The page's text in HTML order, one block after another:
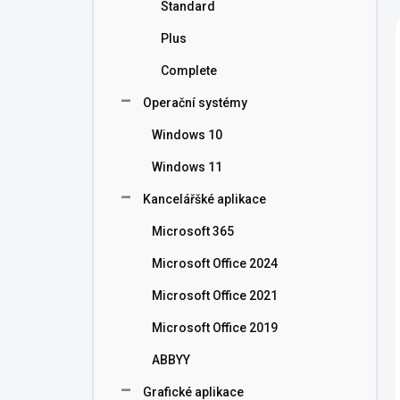
Standard
Plus
Complete
Operační systémy
Windows 10
Windows 11
Kancelářšké aplikace
Microsoft 365
Microsoft Office 2024
Microsoft Office 2021
Microsoft Office 2019
ABBYY
Grafické aplikace